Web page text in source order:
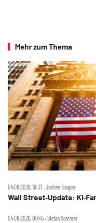
Mehr zum Thema
04.08.2026, 19:37 ‧ Jochen Kauper
Wall Street‑Update:
04.08.2026, 08:45 ‧ Stefan Sommer